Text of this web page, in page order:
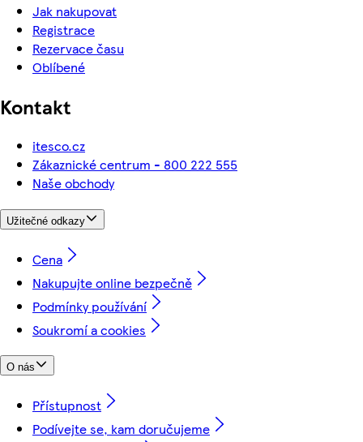
Jak nakupovat
Registrace
Rezervace času
Oblíbené
Kontakt
itesco.cz
Zákaznické centrum - 800 222 555
Naše obchody
Užitečné odkazy
Cena
Nakupujte online bezpečně
Podmínky používání
Soukromí a cookies
O nás
Přístupnost
Podívejte se, kam doručujeme